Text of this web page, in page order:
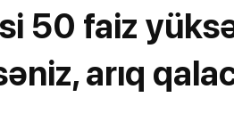
50 faiz
arıq